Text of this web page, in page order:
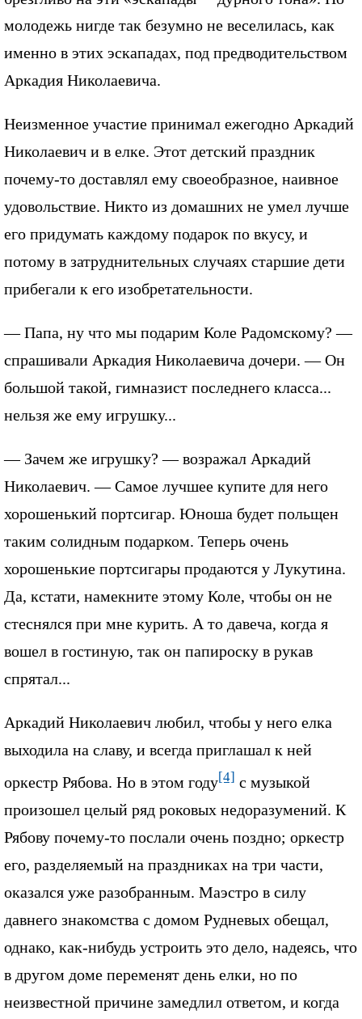
молодежь нигде так безумно не веселилась, как
именно в этих эскападах, под предводительством
Аркадия Николаевича.
Неизменное участие принимал ежегодно Аркадий
Николаевич и в елке. Этот детский праздник
почему-то доставлял ему своеобразное, наивное
удовольствие. Никто из домашних не умел лучше
его придумать каждому подарок по вкусу, и
потому в затруднительных случаях старшие дети
прибегали к его изобретательности.
— Папа, ну что мы подарим Коле Радомскому? —
спрашивали Аркадия Николаевича дочери. — Он
большой такой, гимназист последнего класса...
нельзя же ему игрушку...
— Зачем же игрушку? — возражал Аркадий
Николаевич. — Самое лучшее купите для него
хорошенький портсигар. Юноша будет польщен
таким солидным подарком. Теперь очень
хорошенькие портсигары продаются у Лукутина.
Да, кстати, намекните этому Коле, чтобы он не
стеснялся при мне курить. А то давеча, когда я
вошел в гостиную, так он папироску в рукав
спрятал...
Аркадий Николаевич любил, чтобы у него елка
выходила на славу, и всегда приглашал к ней
оркестр Рябова. Но в этом году[4] с музыкой
произошел целый ряд роковых недоразумений. К
Рябову почему-то послали очень поздно; оркестр
его, разделяемый на праздниках на три части,
оказался уже разобранным. Маэстро в силу
давнего знакомства с домом Рудневых обещал,
однако, как-нибудь устроить это дело, надеясь, что
в другом доме переменят день елки, но по
неизвестной причине замедлил ответом, и когда